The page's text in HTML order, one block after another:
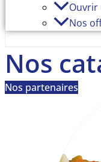
Ouvrir
Nos
Nos
Nos partenaires